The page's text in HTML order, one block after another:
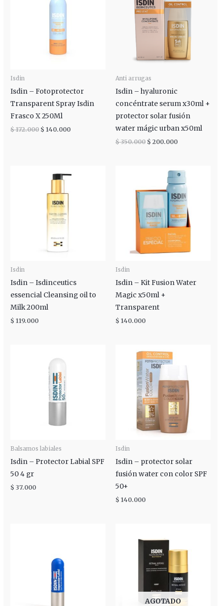
Isdin
Isdin – Fotoprotector
Transparent Spray Isdin
Frasco X 250Ml
$172.000 $ 140.000
Anti arrugas
Isdin – hyaluronic
concéntrate serum x30ml +
protector solar fusión
water mágic urban x50ml
$350.000
$ 350.000.
$ 200.000
$ 200.000.
Isdin
Isdin – Isdinceutics
essencial Cleansing oil to
Milk 200ml
$ 119.000
Isdin
Isdin – Kit Fusion Water
Magic x50ml +
Transparent
$ 140.000
Balsamos labiales
Isdin – Protector Labial SPF
50 4 gr
$ 37.000
Isdin
Isdin – protector solar
fusión water con color SPF
50+
$ 140.000
AGOTADO